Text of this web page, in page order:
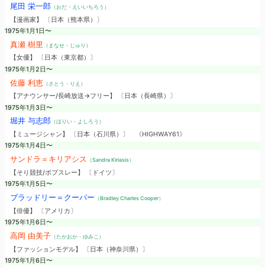
尾田 栄一郎（おだ・えいいちろう）
【漫画家】 〔日本（熊本県）〕
1975年1月1日〜
真瀬 樹里 （まなせ・じゅり）
【女優】 〔日本（東京都）〕
1975年1月2日〜
佐藤 利恵 （さとう・りえ）
【アナウンサー/長崎放送→フリー】 〔日本（長崎県）〕
1975年1月3日〜
堀井 与志郎（ほりい・よしろう）
【ミュージシャン】 〔日本（石川県）〕
《HIGHWAY61》
1975年1月4日〜
サンドラ＝キリアシス （Sandra Kiriasis）
【そり競技/ボブスレー】 〔ドイツ〕
1975年1月5日〜
ブラッドリー＝クーパー （Bradley Charles Cooper）
【俳優】 〔アメリカ〕
1975年1月6日〜
高岡 由美子（たかおか・ゆみこ）
【ファッションモデル】 〔日本（神奈川県）〕
1975年1月6日〜